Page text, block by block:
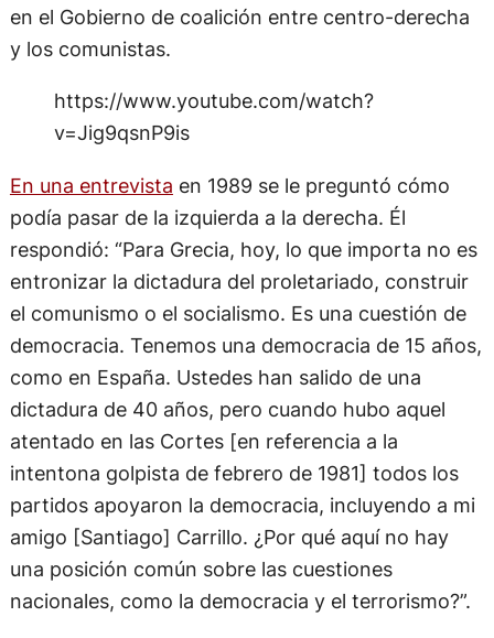
en el Gobierno de coalición entre centro-derecha
y los comunistas.
https://www.youtube.com/watch?
v=Jig9qsnP9is
En una entrevista en 1989 se le preguntó cómo
podía pasar de la izquierda a la derecha. Él
respondió: “Para Grecia, hoy, lo que importa no es
entronizar la dictadura del proletariado, construir
el comunismo o el socialismo. Es una cuestión de
democracia. Tenemos una democracia de 15 años,
como en España. Ustedes han salido de una
dictadura de 40 años, pero cuando hubo aquel
atentado en las Cortes [en referencia a la
intentona golpista de febrero de 1981] todos los
partidos apoyaron la democracia, incluyendo a mi
amigo [Santiago] Carrillo. ¿Por qué aquí no hay
una posición común sobre las cuestiones
nacionales, como la democracia y el terrorismo?”.